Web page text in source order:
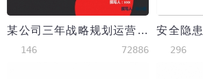
某公司三年战略规划运营计划书
146 72886 296